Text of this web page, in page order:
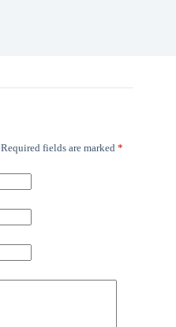
Required fields are marked *